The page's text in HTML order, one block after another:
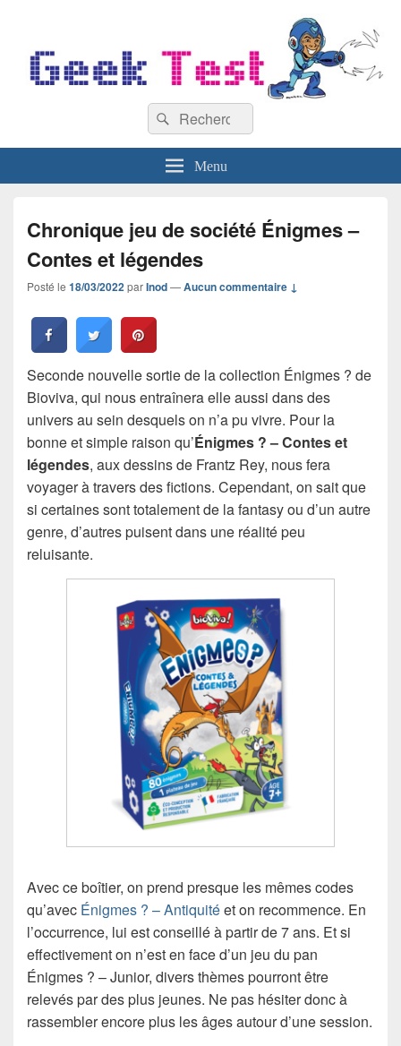
Recherche :
Rechercher
Menu
Chronique jeu de société Énigmes –
Contes et légendes
Posté le 18/03/2022parInod—Aucun commentaire ↓
Seconde nouvelle sortie de la collection Énigmes ? de
Bioviva, qui nous entraînera elle aussi dans des
univers au sein desquels on n’a pu vivre. Pour la
bonne et simple raison qu’Énigmes ? – Contes et
légendes, aux dessins de Frantz Rey, nous fera
voyager à travers des fictions. Cependant, on sait que
si certaines sont totalement de la fantasy ou d’un autre
genre, d’autres puisent dans une réalité peu
reluisante.
Avec ce boîtier, on prend presque les mêmes codes
qu’avec Énigmes ? – Antiquitéet on recommence. En
l’occurrence, lui est conseillé à partir de 7 ans. Et si
effectivement on n’est en face d’un jeu du pan
Énigmes ? – Junior, divers thèmes pourront être
relevés par des plus jeunes. Ne pas hésiter donc à
rassembler encore plus les âges autour d’une session.